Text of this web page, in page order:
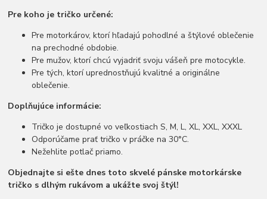
Pre koho je tričko určené:
Pre motorkárov, ktorí hľadajú pohodlné a štýlové oblečenie
na prechodné obdobie.
Pre mužov, ktorí chcú vyjadriť svoju vášeň pre motocykle.
Pre tých, ktorí uprednostňujú kvalitné a originálne
oblečenie.
Doplňujúce informácie:
Tričko je dostupné vo veľkostiach S, M, L, XL, XXL, XXXL
Odporúčame prať tričko v práčke na 30°C.
Nežehlite potlač priamo.
Objednajte si ešte dnes toto skvelé pánske motorkárske
tričko s dlhým rukávom a ukážte svoj štýl!